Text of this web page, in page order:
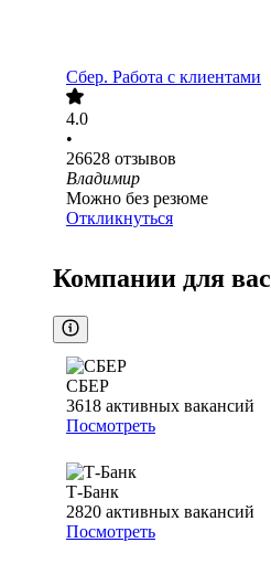
Сбер. Работа с клиентами
4.0
•
26628 отзывов
Владимир
Можно без резюме
Откликнуться
Компании для вас
СБЕР
3618 активных вакансий
Посмотреть
Т-Банк
2820 активных вакансий
Посмотреть